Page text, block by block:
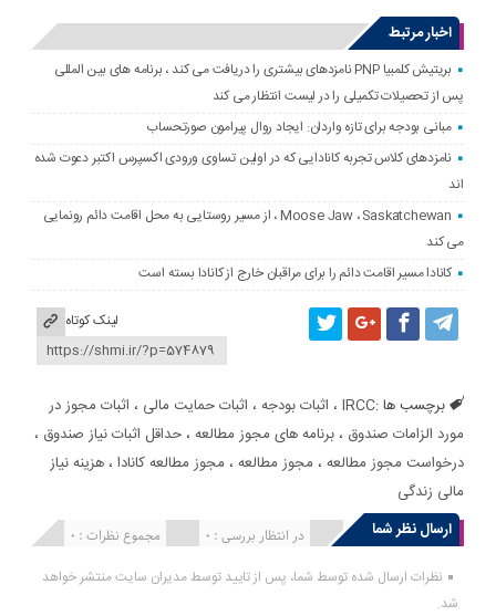
اخبار مرتبط
بریتیش کلمبیا PNP نامزدهای بیشتری را دریافت می کند ، برنامه های بین المللی
پس از تحصیلات تکمیلی را در لیست انتظار می کند
مبانی بودجه برای تازه واردان: ایجاد روال پیرامون صورتحساب
نامزدهای کلاس تجربه کانادایی که در اولین تساوی ورودی اکسپرس اکتبر دعوت شده
اند
Moose Jaw ، Saskatchewan ، از مسیر روستایی به محل اقامت دائم رونمایی
می کند
کانادا مسیر اقامت دائم را برای مراقبان خارج از کانادا بسته است
لینک کوتاه
برچسب ها :IRCC ، اثبات بودجه ، اثبات حمایت مالی ، اثبات مجوز در
مورد الزامات صندوق ،برنامه های مجوز مطالعه ،حداقل اثبات نیاز صندوق ،
درخواست مجوز مطالعه ، مجوز مطالعه ، مجوز مطالعه کانادا ،هزینه نیاز
مالی زندگی
ارسال نظر شما
مجموع نظرات : 0 در انتظار بررسی : 0 انتشار یافته : 0
نظرات ارسال شده توسط شما، پس از تایید توسط مدیران سایت منتشر خواهد
شد.